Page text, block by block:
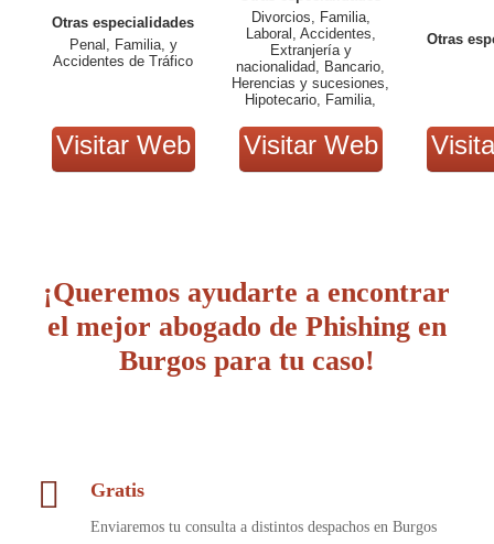
Otras especialidades
Penal, Familia, y
Accidentes de Tráfico
Visitar Web
Divorcios, Familia,
Laboral, Accidentes,
Extranjería y
nacionalidad, Bancario,
Herencias y sucesiones,
Hipotecario, Familia,
Visitar Web
Otras
¡Queremos ayudarte a encontrar
el mejor abogado de Phishing en
Burgos para tu caso!
Gratis
Enviaremos tu consulta a distintos despachos en Burgos